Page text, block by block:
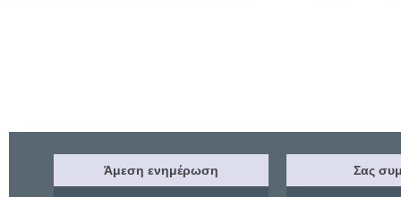
Άμεση ενημέρωση Σας